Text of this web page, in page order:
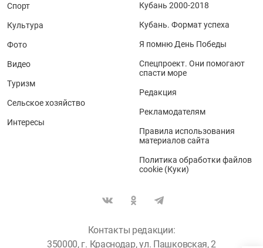
Спорт
Культура
Фото
Видео
Туризм
Сельское хозяйство
Интересы
Кубань 2000-2018
Кубань. Формат успеха
Я помню День Победы
Спецпроект. Они помогают
спасти море
Редакция
Рекламодателям
Правила использования
материалов сайта
Политика обработки файлов
cookie (Куки)
Контакты редакции:
350000, г. Краснодар, ул. Пашковская, 2